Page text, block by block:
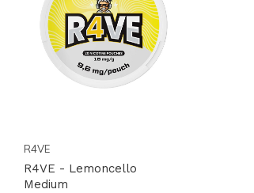
R4VE
R4VE - Lemoncello
Medium